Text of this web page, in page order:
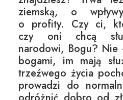
ziemską, o
o profity. Czy ci,
czy oni chcą
narodowi, Bogu?
bogami, im mają
trzeźwego życia
prowadzi do